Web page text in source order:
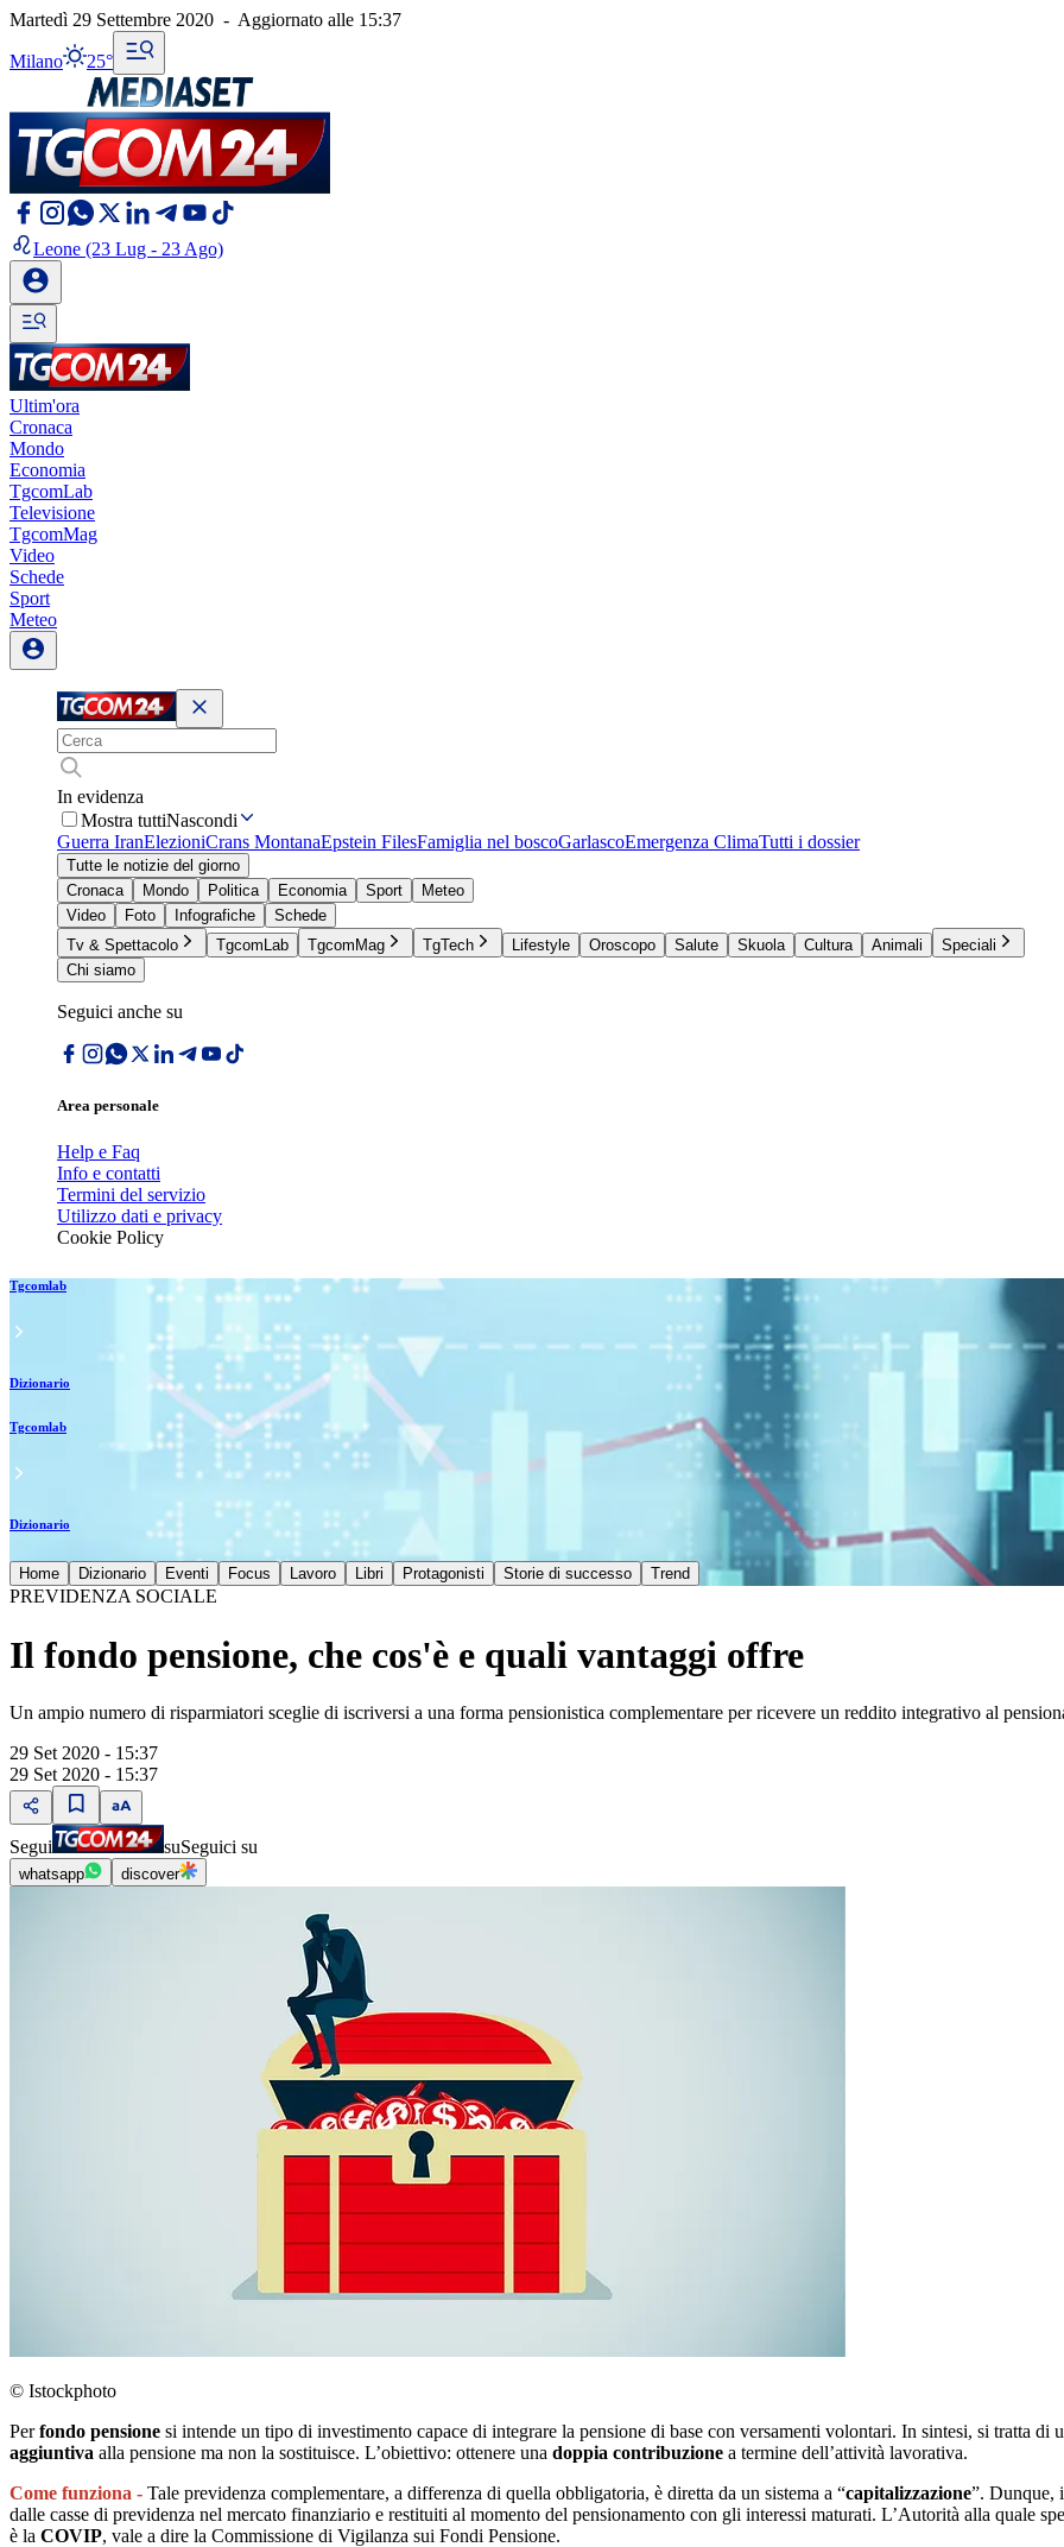
Martedì 29 Settembre 2020 - Aggiornato alle 15:37
Milano 25°
Leone (23 Lug - 23 Ago)
Ultim'ora
Cronaca
Mondo
Economia
TgcomLab
Televisione
TgcomMag
Video
Schede
Sport
Meteo
In evidenza
Mostra tuttiNascondi
Guerra IranElezioniCrans MontanaEpstein FilesFamiglia nel boscoGarlascoEmergenza ClimaTutti i dossier
Tutte le notizie del giorno
Cronaca
Mondo Politica Economia Sport
Meteo
Video
Foto Infografiche
Schede
Tv & Spettacolo
TgcomLab TgcomMag TgTech Lifestyle Oroscopo Salute Skuola Cultura Animali
Speciali
Chi siamo
Seguici anche su
Area personale
Help e Faq
Info e contatti
Termini del servizio
Utilizzo dati e privacy
Cookie Policy
Tgcomlab
Dizionario
Tgcomlab
Dizionario
Home Dizionario Eventi Focus Lavoro Libri Protagonisti Storie di successo Trend
PREVIDENZA SOCIALE
Il fondo pensione, che cos'è e quali vantaggi offre
Un ampio numero di risparmiatori sceglie di iscriversi a una forma pensionistica complementare per ricevere un reddito integrativo al
29 Set 2020 - 15:37
29 Set 2020 - 15:37
Segui suSeguici su
whatsapp discover
© Istockphoto
Perfondo pensione si intende un tipo di investimento capace di integrare la pensione di base con versamenti volontari. In sintesi, si tratta
aggiuntiva alla pensione ma non la sostituisce. L’obiettivo: ottenere una doppia contribuzione a termine dell’attività lavorativa.
Come funziona - Tale previdenza complementare, a differenza di quella obbligatoria, è diretta da un sistema a “capitalizzazione”. Dunque,
dalle casse di previdenza nel mercato finanziario e restituiti al momento del pensionamento con gli interessi maturati. L’Autorità alla quale
è la COVIP, vale a dire la Commissione di Vigilanza sui Fondi Pensione.